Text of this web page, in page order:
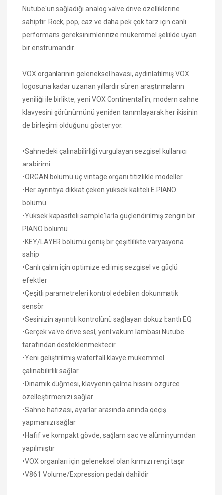
Nutube'un sağladığı analog valve drive özelliklerine
sahiptir. Rock, pop, caz ve daha pek çok tarz için canlı
performans gereksinimlerinize mükemmel şekilde uyan
bir enstrümandır.
VOX organlarının geleneksel havası, aydınlatılmış VOX
logosuna kadar uzanan yıllardır süren araştırmaların
yeniliği ile birlikte, yeni VOX Continental'in, modern sahne
klavyesini görünümünü yeniden tanımlayarak her ikisinin
de birleşimi olduğunu gösteriyor.
•Sahnedeki çalınabilirliği vurgulayan sezgisel kullanıcı
arabirimi
•ORGAN bölümü üç vintage organı titizlikle modeller
•Her ayrıntıya dikkat çeken yüksek kaliteli E.PIANO
bölümü
•Yüksek kapasiteli sample'larla güçlendirilmiş zengin bir
PIANO bölümü
•KEY/LAYER bölümü geniş bir çeşitlilikte varyasyona
sahip
•Canlı çalım için optimize edilmiş sezgisel ve güçlü
efektler
•Çeşitli parametreleri kontrol edebilen dokunmatik
sensör
•Sesinizin ayrıntılı kontrolünü sağlayan dokuz bantlı EQ
•Gerçek valve drive sesi, yeni vakum lambası Nutube
tarafından desteklenmektedir
•Yeni geliştirilmiş waterfall klavye mükemmel
çalınabilirlik sağlar
•Dinamik düğmesi, klavyenin çalma hissini özgürce
özelleştirmenizi sağlar
•Sahne hafızası, ayarlar arasında anında geçiş
yapmanızı sağlar
•Hafif ve kompakt gövde, sağlam sac ve alüminyumdan
yapılmıştır
•VOX organları için geleneksel olan kırmızı rengi taşır
•V861 Volume/Expression pedalı dahildir